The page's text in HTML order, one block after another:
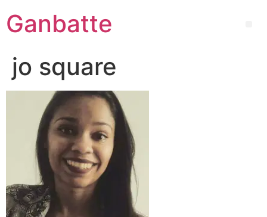
Ganbatte
jo square